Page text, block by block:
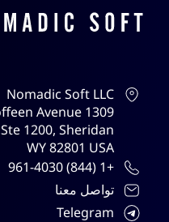
Contacts
Nomadic Soft LLC
1309 Coffeen Avenue,
Ste 1200, Sheridan,
WY 82801 USA
+1 (844) 961-4030
تواصل معنا
Telegram